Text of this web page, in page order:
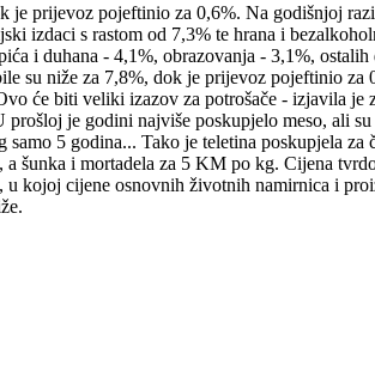
je prijevoz pojeftinio za 0,6%. Na godišnjoj
izdaci s rastom od 7,3% te hrana i
i duhana - 4,1%, obrazovanja - 3,1%,
su niže za 7,8%, dok je prijevoz pojeftinio
će biti veliki izazov za potrošače - izjavila
je godini najviše poskupjelo meso, ali
samo 5 godina... Tako je teletina poskupjela
šunka i mortadela za 5 KM po kg. Cijena
kojoj cijene osnovnih životnih namirnica i